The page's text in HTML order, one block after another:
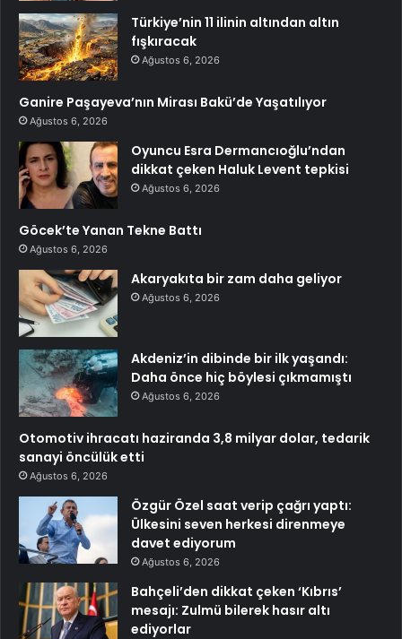
Türkiye’nin 11 ilinin altından altın
fışkıracak
Ağustos 6, 2026
Ganire Paşayeva’nın Mirası Bakü’de Yaşatılıyor
Ağustos 6, 2026
Oyuncu Esra Dermancıoğlu’ndan
dikkat çeken Haluk Levent tepkisi
Ağustos 6, 2026
Göcek’te Yanan Tekne Battı
Ağustos 6, 2026
Akaryakıta bir zam daha geliyor
Ağustos 6, 2026
Akdeniz’in dibinde bir ilk yaşandı:
Daha önce hiç böylesi çıkmamıştı
Ağustos 6, 2026
Otomotiv ihracatı haziranda 3,8 milyar dolar, tedarik
sanayi öncülük etti
Ağustos 6, 2026
Özgür Özel saat verip çağrı yaptı:
Ülkesini seven herkesi direnmeye
davet ediyorum
Ağustos 6, 2026
Bahçeli’den dikkat çeken ‘Kıbrıs’
mesajı: Zulmü bilerek hasır altı
ediyorlar